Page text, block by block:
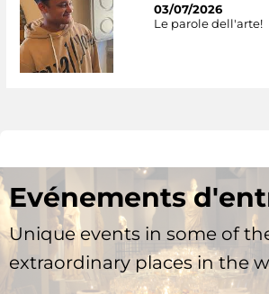
03/07/2026
Le parole dell'arte!
Evénements
Unique events in some of
extraordinary places in the